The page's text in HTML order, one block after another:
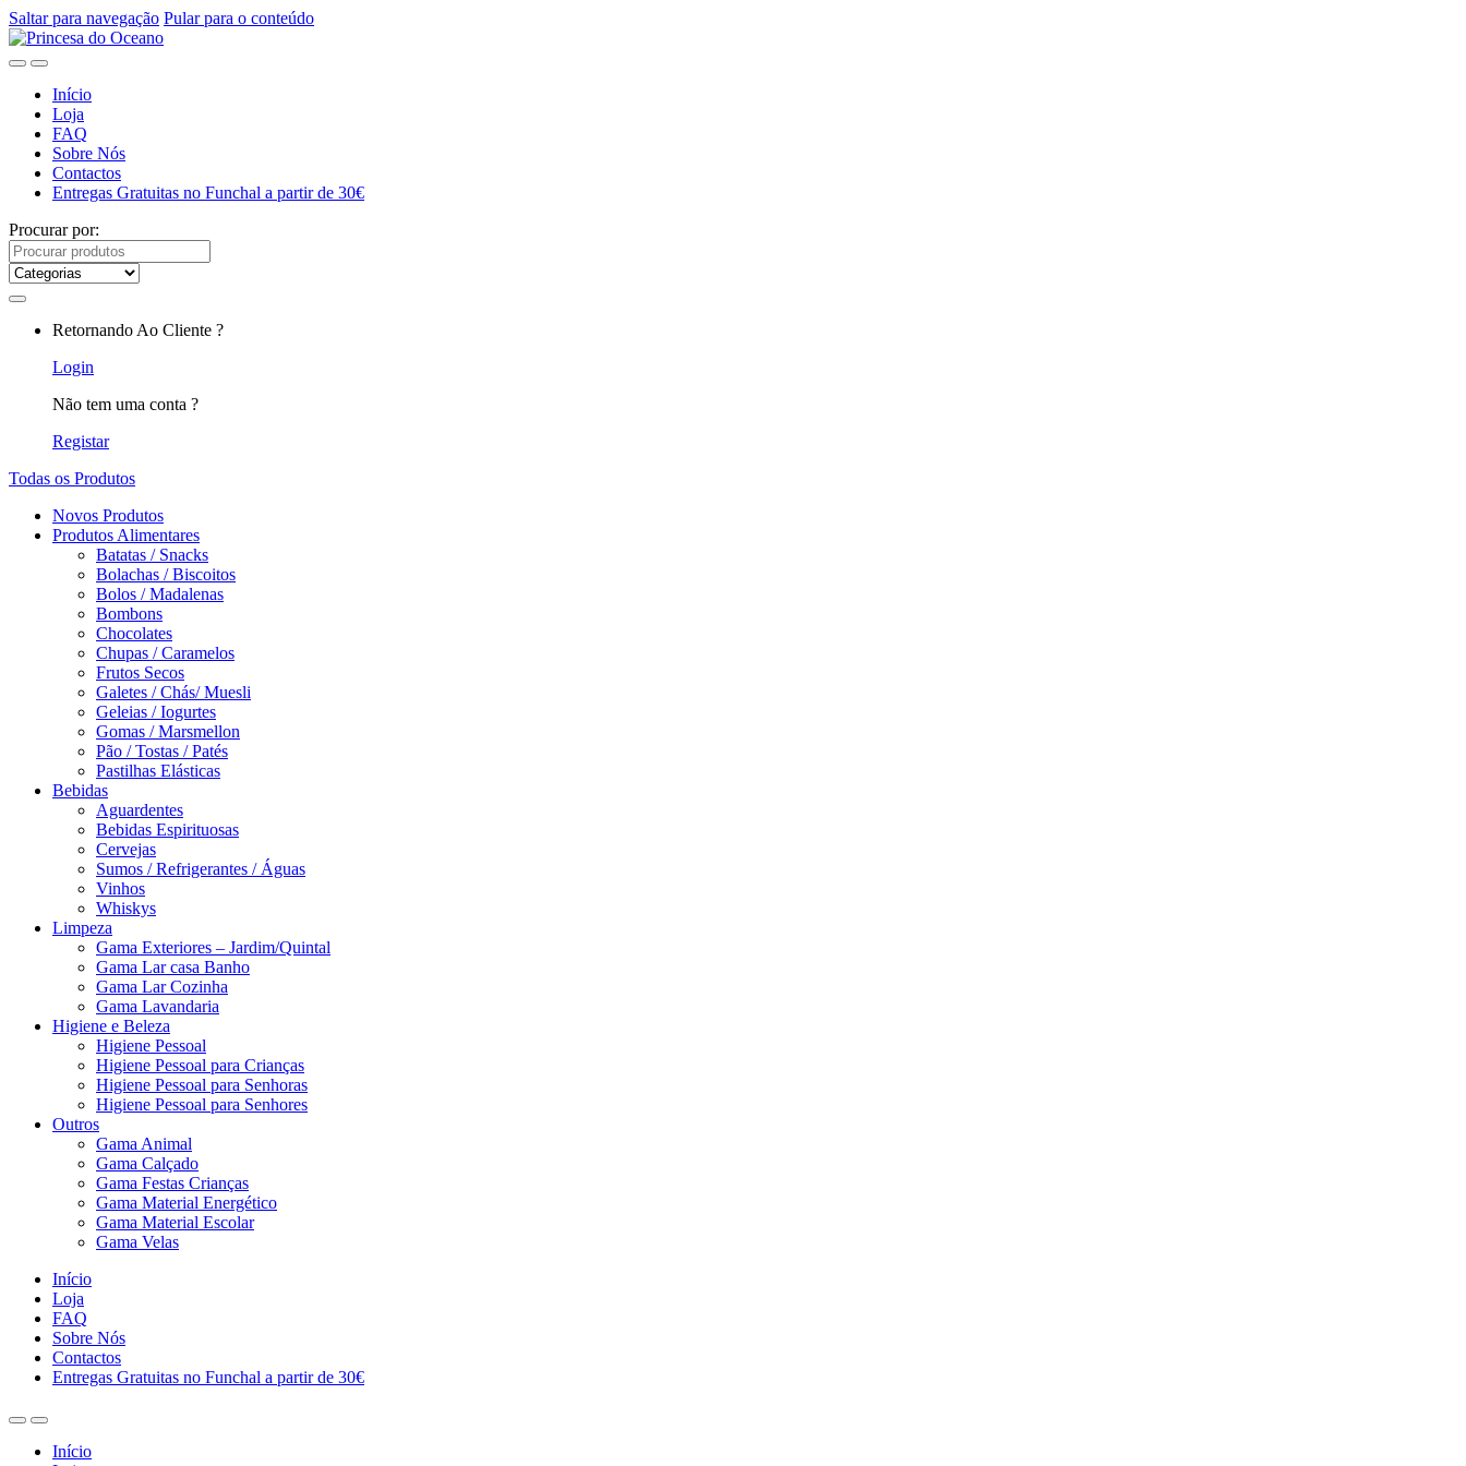
Saltar para navegação Pular para o conteúdo
Início
Loja
FAQ
Sobre Nós
Contactos
Entregas Gratuitas no Funchal a partir de 30€
Procurar por:
Retornando Ao Cliente ?
Login
Não tem uma conta ?
Registar
Todas os Produtos
Novos Produtos
Produtos Alimentares
Batatas / Snacks
Bolachas / Biscoitos
Bolos / Madalenas
Bombons
Chocolates
Chupas / Caramelos
Frutos Secos
Galetes / Chás/ Muesli
Geleias / Iogurtes
Gomas / Marsmellon
Pão / Tostas / Patés
Pastilhas Elásticas
Bebidas
Aguardentes
Bebidas Espirituosas
Cervejas
Sumos / Refrigerantes / Águas
Vinhos
Whiskys
Limpeza
Gama Exteriores – Jardim/Quintal
Gama Lar casa Banho
Gama Lar Cozinha
Gama Lavandaria
Higiene e Beleza
Higiene Pessoal
Higiene Pessoal para Crianças
Higiene Pessoal para Senhoras
Higiene Pessoal para Senhores
Outros
Gama Animal
Gama Calçado
Gama Festas Crianças
Gama Material Energético
Gama Material Escolar
Gama Velas
Início
Loja
FAQ
Sobre Nós
Contactos
Entregas Gratuitas no Funchal a partir de 30€
Início